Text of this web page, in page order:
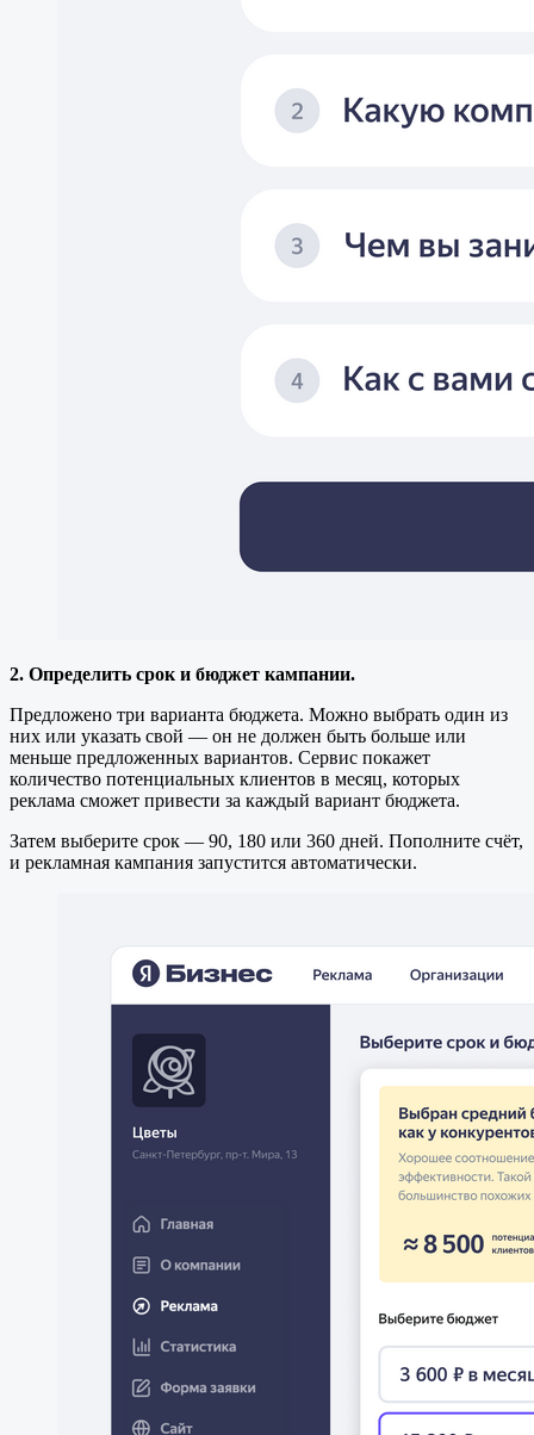
2. Определить срок и бюджет кампании.
Предложено три варианта бюджета. Можно выбрать один из
них или указать свой — он не должен быть больше или
меньше предложенных вариантов. Сервис покажет
количество потенциальных клиентов в месяц, которых
реклама сможет привести за каждый вариант бюджета.
Затем выберите срок — 90, 180 или 360 дней. Пополните счёт,
и рекламная кампания запустится автоматически.